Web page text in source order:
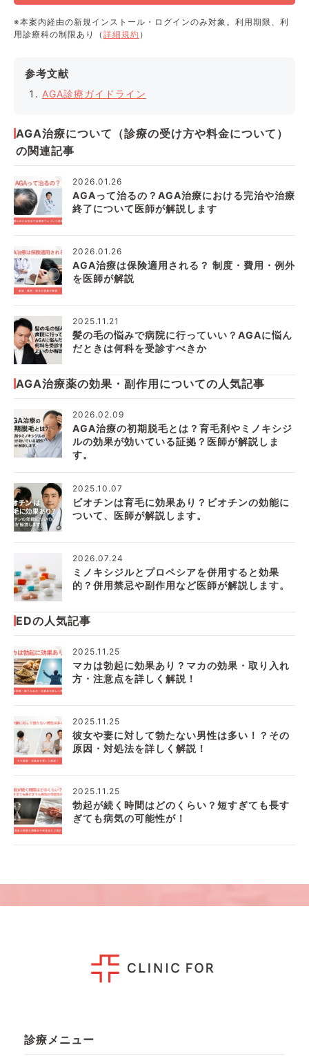
※本案内経由の新規インストール・ログインのみ対象。利用期限、利
用診療科の制限あり（ 詳細規約 ）
参考文献
AGA診療ガイドライン
AGA治療について（診療の受け方や料金について）
の関連記事
2026.01.26
AGAって治るの？AGA治療における完治や治療
終了について医師が解説します
2026.01.26
AGA治療は保険適用される？ 制度・費用・例外
を医師が解説
2025.11.21
髪の毛の悩みで病院に行っていい？AGAに悩ん
だときは何科を受診すべきか
AGA治療薬の効果・副作用についての人気記事
2026.02.09
AGA治療の初期脱毛とは？育毛剤やミノキシジ
ルの効果が効いている証拠？医師が解説しま
す。
2025.10.07
ビオチンは育毛に効果あり？ビオチンの効能に
ついて、医師が解説します。
2026.07.24
ミノキシジルとプロペシアを併用すると効果
的？併用禁忌や副作用など医師が解説します。
EDの人気記事
2025.11.25
マカは勃起に効果あり？マカの効果・取り入れ
方・注意点を詳しく解説！
2025.11.25
彼女や妻に対して勃たない男性は多い！？その
原因・対処法を詳しく解説！
2025.11.25
勃起が続く時間はどのくらい？短すぎても長す
ぎても病気の可能性が！
診療メニュー